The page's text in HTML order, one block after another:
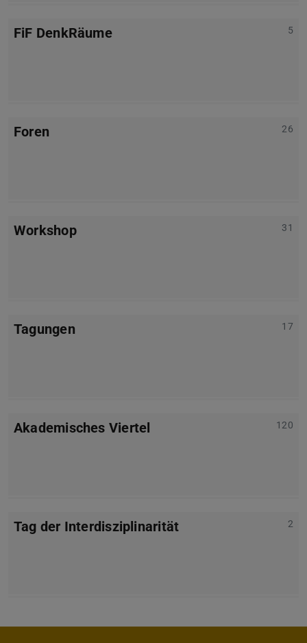
5
FiF DenkRäume
26
Foren
31
Workshop
17
Tagungen
120
Akademisches Viertel
2
Tag der Interdisziplinarität